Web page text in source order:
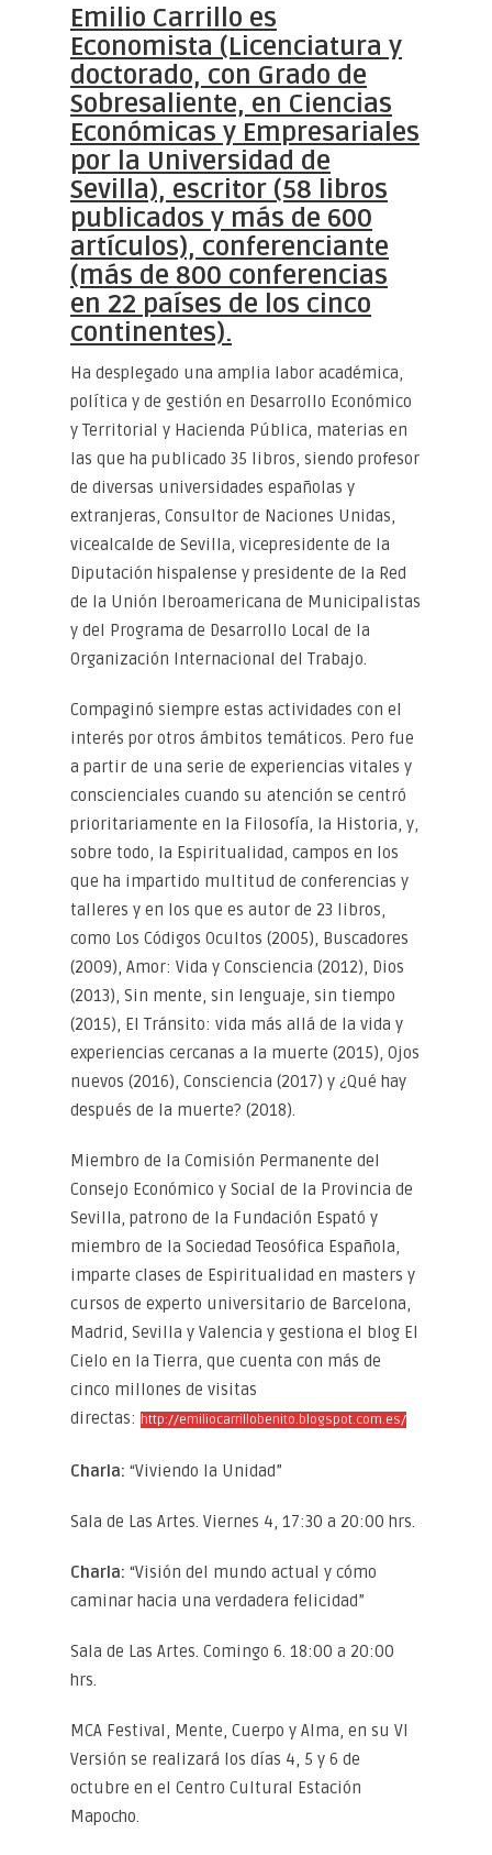
Emilio Carrillo es
Economista (Licenciatura y
doctorado, con Grado de
Sobresaliente, en Ciencias
Económicas y Empresariales
por la Universidad de
Sevilla), escritor (58 libros
publicados y más de 600
artículos), conferenciante
(más de 800 conferencias
en 22 países de los cinco
continentes).
Ha desplegado una amplia labor académica,
política y de gestión en Desarrollo Económico
y Territorial y Hacienda Pública, materias en
las que ha publicado 35 libros, siendo profesor
de diversas universidades españolas y
extranjeras, Consultor de Naciones Unidas,
vicealcalde de Sevilla, vicepresidente de la
Diputación hispalense y presidente de la Red
de la Unión Iberoamericana de Municipalistas
y del Programa de Desarrollo Local de la
Organización Internacional del Trabajo.
Compaginó siempre estas actividades con el
interés por otros ámbitos temáticos. Pero fue
a partir de una serie de experiencias vitales y
conscienciales cuando su atención se centró
prioritariamente en la Filosofía, la Historia, y,
sobre todo, la Espiritualidad, campos en los
que ha impartido multitud de conferencias y
talleres y en los que es autor de 23 libros,
como Los Códigos Ocultos (2005), Buscadores
(2009), Amor: Vida y Consciencia (2012), Dios
(2013), Sin mente, sin lenguaje, sin tiempo
(2015), El Tránsito: vida más allá de la vida y
experiencias cercanas a la muerte (2015), Ojos
nuevos (2016), Consciencia (2017) y ¿Qué hay
después de la muerte? (2018).
Miembro de la Comisión Permanente del
Consejo Económico y Social de la Provincia de
Sevilla, patrono de la Fundación Espató y
miembro de la Sociedad Teosófica Española,
imparte clases de Espiritualidad en masters y
cursos de experto universitario de Barcelona,
Madrid, Sevilla y Valencia y gestiona el blog El
Cielo en la Tierra, que cuenta con más de
cinco millones de visitas
directas: http://emiliocarrillobenito.blogspot.com.es/
Charla: “Viviendo la Unidad”
Sala de Las Artes. Viernes 4, 17:30 a 20:00 hrs.
Charla: “Visión del mundo actual y cómo
caminar hacia una verdadera felicidad”
Sala de Las Artes. Comingo 6. 18:00 a 20:00
hrs.
MCA Festival, Mente, Cuerpo y Alma, en su VI
Versión se realizará los días 4, 5 y 6 de
octubre en el Centro Cultural Estación
Mapocho.